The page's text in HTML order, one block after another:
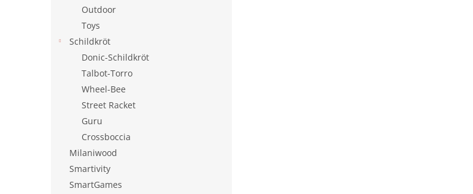
Outdoor
Toys
Schildkröt
Donic-Schildkröt
Talbot-Torro
Wheel-Bee
Street Racket
Guru
Crossboccia
Milaniwood
Smartivity
SmartGames